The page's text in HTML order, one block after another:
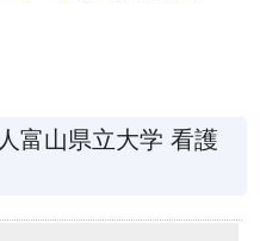
富山県立大学 看護